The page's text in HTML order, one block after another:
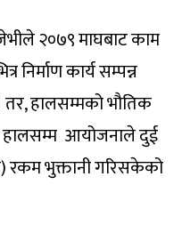
२०७९ माघबाट काम
निर्माण कार्य सम्पन्न
तर, हालसम्मको भौतिक
। हालसम्म आयोजनाले दुई
रकम भुक्तानी गरिसकेको